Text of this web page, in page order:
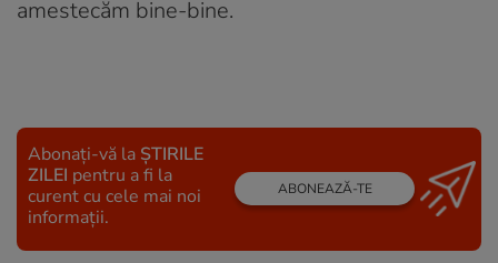
amestecăm bine-bine.
Abonați-vă la ȘTIRILE
ZILEI pentru a fi la
curent cu cele mai noi
informații.
ABONEAZĂ-TE